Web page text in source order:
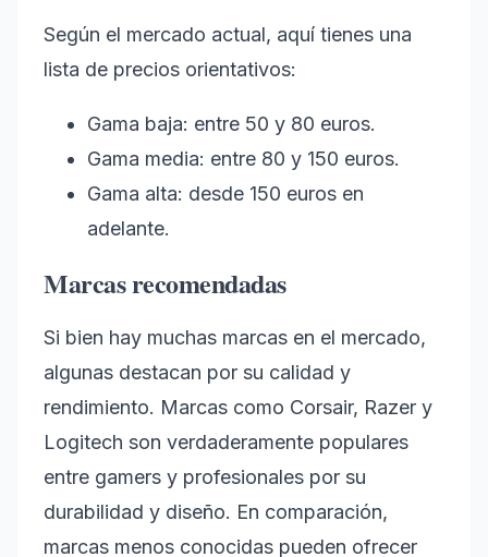
Según el mercado actual, aquí tienes una
lista de precios orientativos:
Gama baja: entre 50 y 80 euros.
Gama media: entre 80 y 150 euros.
Gama alta: desde 150 euros en
adelante.
Marcas recomendadas
Si bien hay muchas marcas en el mercado,
algunas destacan por su calidad y
rendimiento. Marcas como Corsair, Razer y
Logitech son verdaderamente populares
entre gamers y profesionales por su
durabilidad y diseño. En comparación,
marcas menos conocidas pueden ofrecer